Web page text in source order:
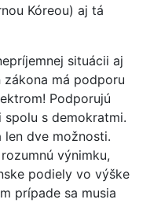
Kóreou) aj tá
situácii aj
má podporu
Podporujú
s demokratmi.
len dve možnosti.
výnimku,
podiely vo výške
prípade sa musia